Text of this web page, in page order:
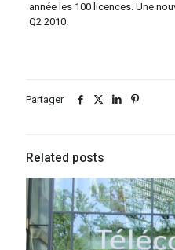
année les 100 licences. Une
Q2 2010.
Partager
Related posts